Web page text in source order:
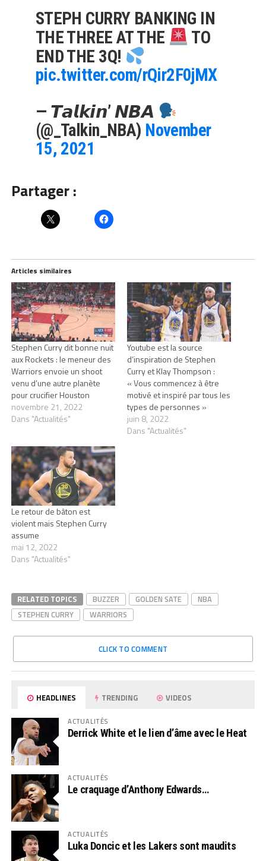
STEPH CURRY BANKING IN
THE THREE AT THE
TO
END THE 3Q!
pic.twitter.com/rQir2F0jMX
— 𝙏𝙖𝙡𝙠𝙞𝙣’ 𝙉𝘽𝘼
(@_Talkin_NBA) November
15, 2021
Partager :
Articles similaires
Stephen Curry dit bonne nuit
aux Rockets : le meneur des
Warriors envoie un shoot
venu d’une autre planète
pour crucifier Houston
novembre 21, 2022
Dans "Actualités"
Youtube est la source
d’inspiration de Stephen
Curry et Klay Thompson :
« Vous commencez à être
motivé et inspiré par tous les
types de personnes »
juin 8, 2022
Dans "Actualités"
Le retour de bâton est
violent mais Stephen Curry
assume
mai 12, 2022
Dans "Actualités"
RELATED TOPICS BUZZER GOLDEN SATE
NBA
STEPHEN CURRY
WARRIORS
CLICK TO COMMENT
HEADLINES TRENDING VIDEOS
ACTUALITÉS
Derrick White et le lien d’âme avec le Heat
ACTUALITÉS
Le craquage d’Anthony Edwards…
ACTUALITÉS
Luka Doncic et les Lakers sont maudits